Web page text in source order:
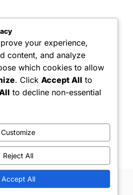
Shoppable. Powered byWordPress
your experience,
content, and analyze
which cookies to allow
. Click Accept All to
to decline non-essential
Customize
Reject All
Accept All